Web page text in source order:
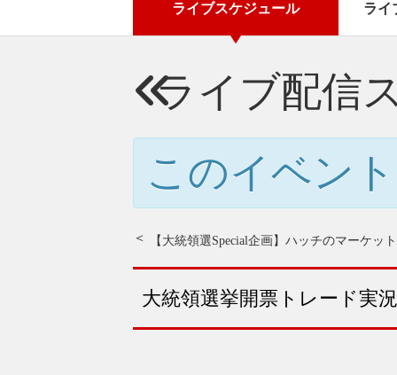
ライブスケジュール ライ
ライブ配信
このイベン
【大統領選Special企画】ハッチのマーケッ
大統領選挙開票トレード実